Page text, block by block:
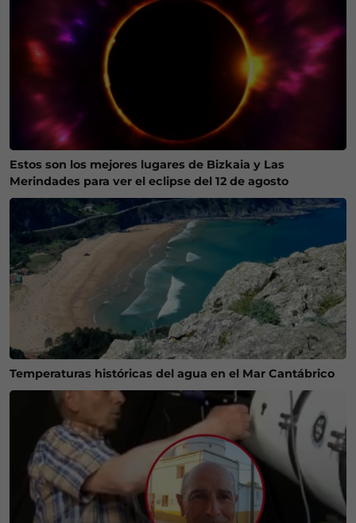
Estos son los mejores lugares de Bizkaia y Las
Merindades para ver el eclipse del 12 de agosto
Temperaturas históricas del agua en el Mar Cantábrico